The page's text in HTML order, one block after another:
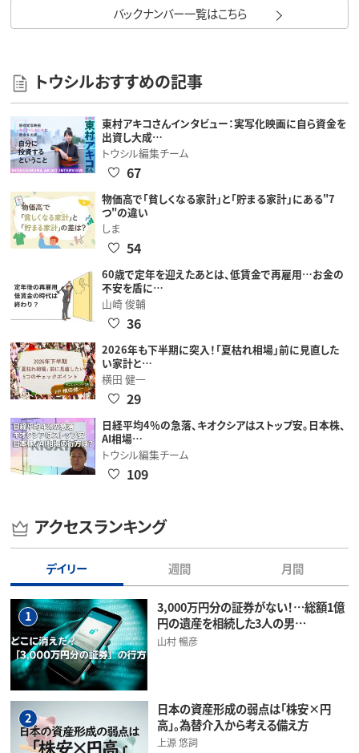
バックナンバー一覧はこちら
トウシルおすすめの記事
東村アキコさんインタビュー：実写化映画に自ら資金を
出資し大成…
トウシル編集チーム
67
物価高で「貧しくなる家計」と「貯まる家計」にある"7
つ"の違い
しま
54
60歳で定年を迎えたあとは、低賃金で再雇用…お金の
不安を盾に…
山崎 俊輔
36
2026年も下半期に突入！「夏枯れ相場」前に見直した
い家計と…
横田 健一
29
日経平均4％の急落、キオクシアはストップ安。日本株、
AI相場…
トウシル編集チーム
109
アクセスランキング
デイリー 週間 月間
1
3,000万円分の証券がない！…総額1億
円の遺産を相続した3人の男…
山村 暢彦
2
日本の資産形成の弱点は「株安×円
高」。為替介入から考える備え方
上源 悠詞